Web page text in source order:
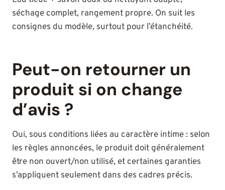
séchage complet, rangement propre. On suit les
consignes du modèle, surtout pour l’étanchéité.
Peut-on retourner un
produit si on change
d’avis ?
Oui, sous conditions liées au caractère intime : selon
les règles annoncées, le produit doit généralement
être non ouvert/non utilisé, et certaines garanties
s’appliquent seulement dans des cadres précis.